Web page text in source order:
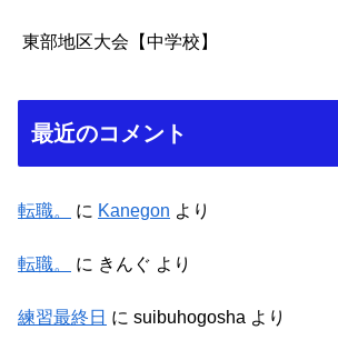
東部地区大会【中学校】
最近のコメント
転職。 に Kanegon より
転職。 に きんぐ より
練習最終日 に suibuhogosha より